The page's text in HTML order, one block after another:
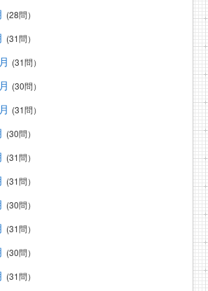
(28問）
(31問）
(31問）
(30問）
(31問）
(30問）
(31問）
(31問）
(30問）
(31問）
(30問）
(31問）